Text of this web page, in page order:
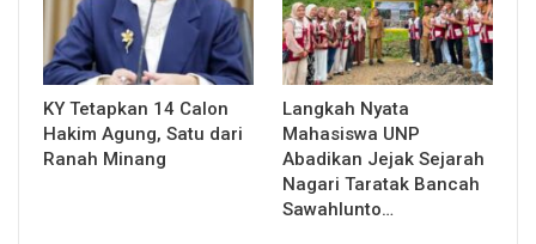
KY Tetapkan 14 Calon
Hakim Agung, Satu dari
Ranah Minang
Langkah Nyata
Mahasiswa UNP
Abadikan Jejak Sejarah
Nagari Taratak Bancah
Sawahlunto…